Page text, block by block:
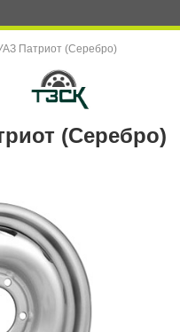
Патриот (Серебро)
(Серебро)